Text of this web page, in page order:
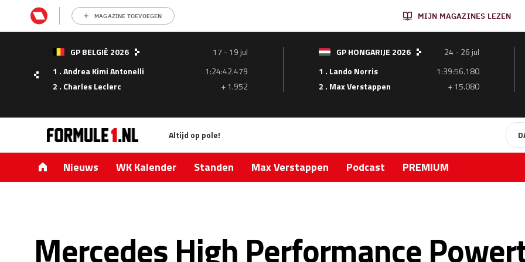
MAGAZINE TOEVOEGEN MIJN MAGAZINES LEZEN
GP BELGIË 2026
17 - 19 jul
1 . Andrea Kimi Antonelli
1:24:42.479
2 . Charles Leclerc
+ 1.952
GP HONGARIJE 2026
24 - 26 jul
1 . Lando Norris
1:39:56.180
2 . Max Verstappen
+ 15.080
Altijd op pole!
Nieuws WK Kalender Standen Max Verstappen Podcast PREMIUM
Mercedes High Performance